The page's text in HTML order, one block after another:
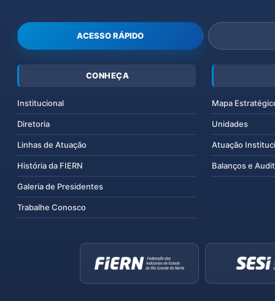
ACESSO RÁPIDO
CONHEÇA
Institucional
Diretoria
Linhas de Atuação
História da FIERN
Galeria de Presidentes
Trabalhe Conosco
Mapa
Unidades
Atuação
Balanços e